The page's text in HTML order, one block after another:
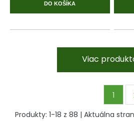
DO KOŠÍKA
Viac
1
Produkty: 1-18 z 88 | Aktuálna